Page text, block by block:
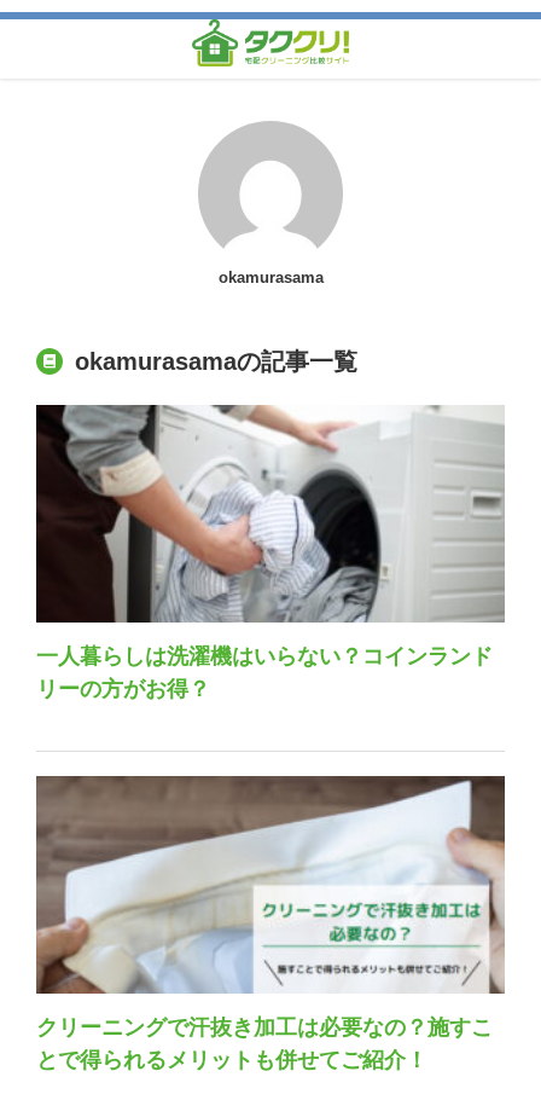
okamurasama
okamurasamaの記事一覧
一人暮らしは洗濯機はいらない？コインランド
リーの方がお得？
クリーニングで汗抜き加工は必要なの？施すこ
とで得られるメリットも併せてご紹介！